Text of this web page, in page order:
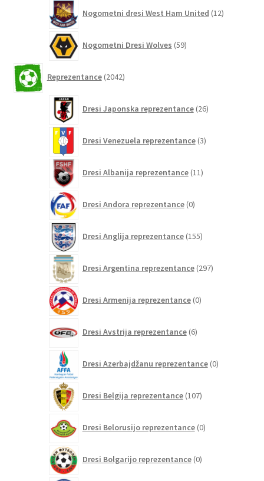
Nogometni dresi West Ham United 12izdelkov
Nogometni Dresi Wolves 59izdelkov
Reprezentance 2042izdelkov
Dresi Japonska reprezentance 26izdelkov
Dresi Venezuela reprezentance 3izdelki
Dresi Albanija reprezentance 11izdelkov
Dresi Andora reprezentance 0izdelkov
Dresi Anglija reprezentance 155izdelkov
Dresi Argentina reprezentance 297izdelkov
Dresi Armenija reprezentance 0izdelkov
Dresi Avstrija reprezentance 6izdelkov
Dresi Azerbajdžanu reprezentance 0izdelkov
Dresi Belgija reprezentance 107izdelkov
Dresi Belorusijo reprezentance 0izdelkov
Dresi Bolgarijo reprezentance 0izdelkov